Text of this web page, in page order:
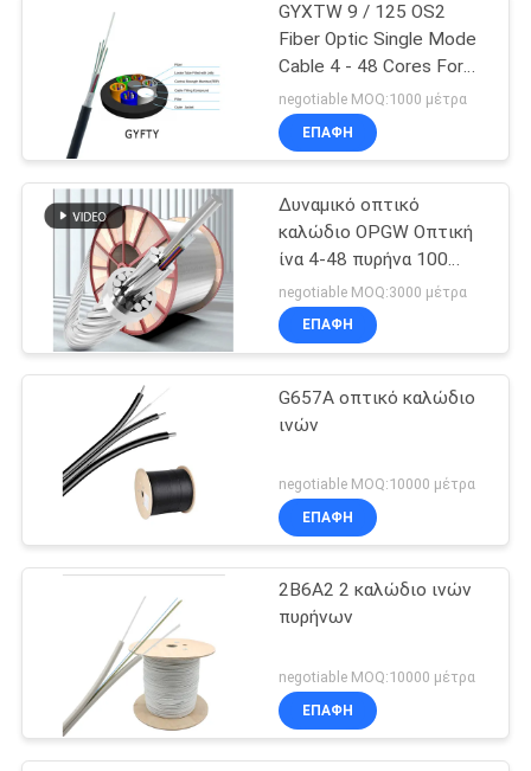
CAT5E σκοινί
μπαλωμάτων
23
CAT6 σκοινί
μπαλωμάτων
Συνέλευση
καλωδίων δικτύων
GYXTW 9 / 125 OS2
Fiber Optic Single Mode
Cable 4 - 48 Cores For
Duct / Aerial
negotiable MOQ:1000 μέτρα
ΕΠΑΦΉ
Δυναμικό οπτικό
καλώδιο OPGW Οπτική
ίνα 4-48 πυρήνα 100
διατομή εξωτερικό
σύνθετο υπερυψωμένο
καλώδιο γης Οπτικό
negotiable MOQ:3000 μέτρα
ΕΠΑΦΉ
G657A οπτικό καλώδιο
ινών
negotiable MOQ:10000 μέτρα
ΕΠΑΦΉ
2B6A2 2 καλώδιο ινών
πυρήνων
negotiable MOQ:10000 μέτρα
ΕΠΑΦΉ